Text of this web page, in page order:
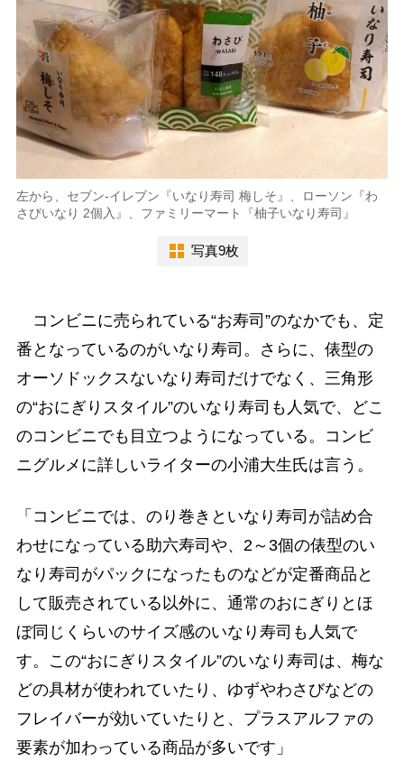
左から、セブン-イレブン『いなり寿司 梅しそ』、ローソン『わ
さびいなり 2個入』、ファミリーマート『柚子いなり寿司』
写真9枚
コンビニに売られている“お寿司”のなかでも、定
番となっているのがいなり寿司。さらに、俵型の
オーソドックスないなり寿司だけでなく、三角形
の“おにぎりスタイル”のいなり寿司も人気で、どこ
のコンビニでも目立つようになっている。コンビ
ニグルメに詳しいライターの小浦大生氏は言う。
「コンビニでは、のり巻きといなり寿司が詰め合
わせになっている助六寿司や、2～3個の俵型のい
なり寿司がパックになったものなどが定番商品と
して販売されている以外に、通常のおにぎりとほ
ぼ同じくらいのサイズ感のいなり寿司も人気で
す。この“おにぎりスタイル”のいなり寿司は、梅な
どの具材が使われていたり、ゆずやわさびなどの
フレイバーが効いていたりと、プラスアルファの
要素が加わっている商品が多いです」